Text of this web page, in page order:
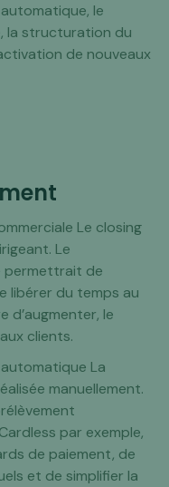
le
la structuration du
de nouveaux
Le closing
Le
permettrait de
libérer du temps au
d’augmenter, le
clients.
La
manuellement.
par exemple,
de paiement, de
et de simplifier la